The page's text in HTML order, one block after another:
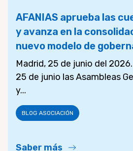
AFANIAS aprueba las
y avanza en la
nuevo modelo de
Madrid, 25 de junio del
25 de junio las Asambleas
y...
BLOG ASOCIACIÓN
Saber más